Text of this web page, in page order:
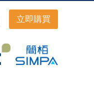
立即購買